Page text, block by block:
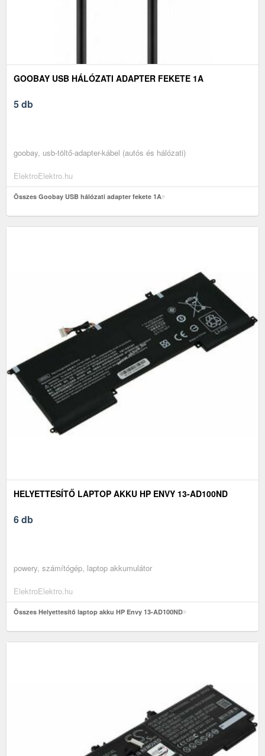
GOOBAY USB HÁLÓZATI ADAPTER FEKETE 1A
5 db
goobay, usb-töltő-adapter-kábel (autós és hálózati)
ElektroElektro.hu
Összes Goobay USB hálózati adapter fekete 1A
HELYETTESÍTŐ LAPTOP AKKU HP ENVY 13-AD100ND
6 db
powery, számítógép, laptop akkumulátor
ElektroElektro.hu
Összes Helyettesítő laptop akku HP Envy 13-AD100ND